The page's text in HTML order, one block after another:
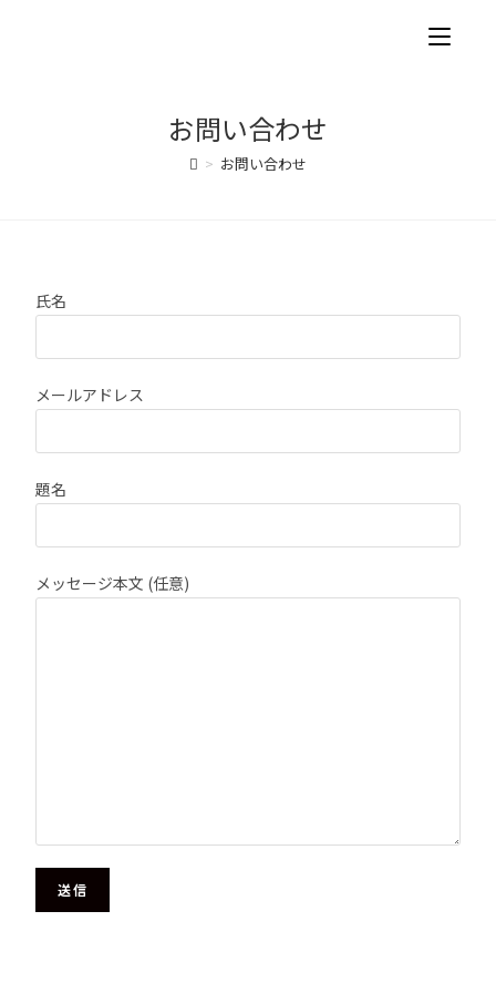
お問い合わせ
> お問い合わせ
氏名
メールアドレス
題名
メッセージ本文 (任意)